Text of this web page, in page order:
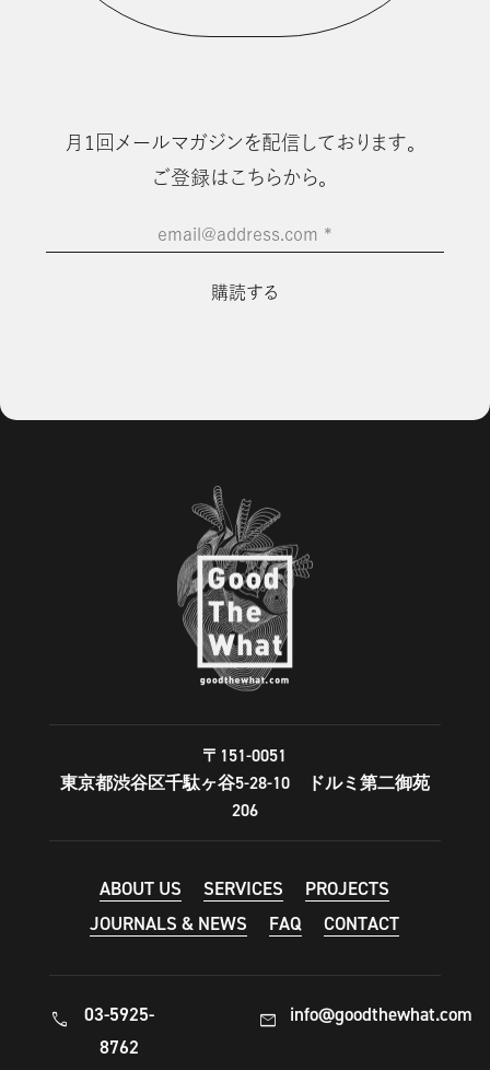
⽉1回メールマガジンを配信しております。
ご登録はこちらから。
email@address.com
*
〒151-0051
東京都渋谷区千駄ヶ谷5-28-10 ドルミ第二御苑
206
ABOUT US SERVICES
PROJECTS
JOURNALS & NEWS
FAQ CONTACT
call
03-5925-
8762
mail info@goodthewhat.com